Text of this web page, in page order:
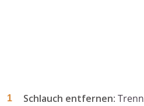
Schlauch entfernen: